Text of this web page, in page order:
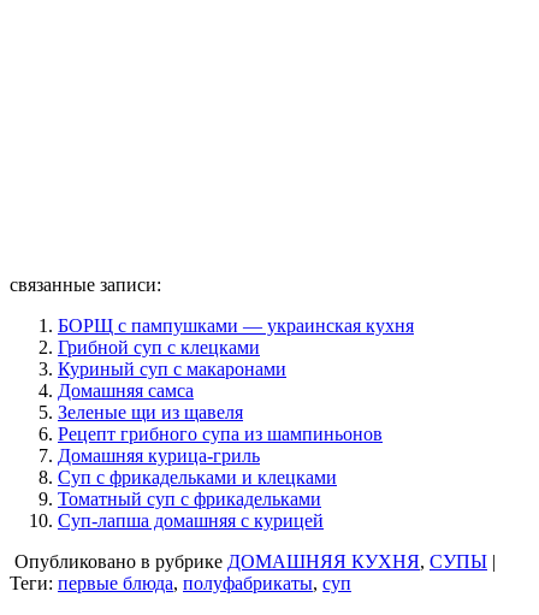
связанные записи:
БОРЩ с пампушками — украинская кухня
Грибной суп с клецками
Куриный суп с макаронами
Домашняя самса
Зеленые щи из щавеля
Рецепт грибного супа из шампиньонов
Домашняя курица-гриль
Суп с фрикадельками и клецками
Томатный суп с фрикадельками
Суп-лапша домашняя с курицей
Опубликовано в рубрике ДОМАШНЯЯ КУХНЯ, СУПЫ |
Теги: первые блюда, полуфабрикаты, суп